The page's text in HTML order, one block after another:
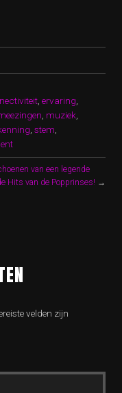
ervaring
muziek
stem
van een legende
Hits van de Popprinses! →
velden zijn